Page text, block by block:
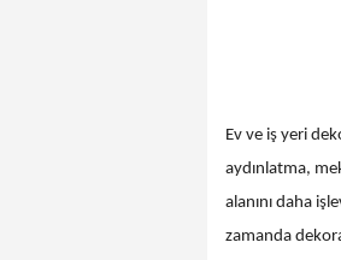
Ev ve iş yeri
aydınlatma,
alanını daha
zamanda